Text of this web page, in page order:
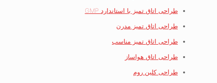
طراحی اتاق تمیز با استاندارد GMP
طراحی اتاق تمیز مدرن
طراحی اتاق تمیز مناسب
طراحی اتاق هواساز
طراحی کلین روم